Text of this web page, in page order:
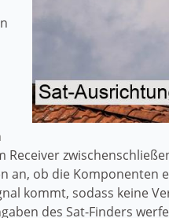
an, ob die Komponenten
kommt, sodass keine
des Sat-Finders